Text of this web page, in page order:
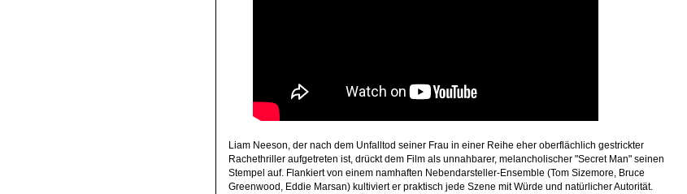
Liam Neeson, der nach dem Unfalltod seiner Frau in einer Reihe eher oberflächlich gestrickter
Rachethriller aufgetreten ist, drückt dem Film als unnahbarer, melancholischer "Secret Man" seinen
Stempel auf. Flankiert von einem namhaften Nebendarsteller-Ensemble (Tom Sizemore, Bruce
Greenwood, Eddie Marsan) kultiviert er praktisch jede Szene mit Würde und natürlicher Autorität.